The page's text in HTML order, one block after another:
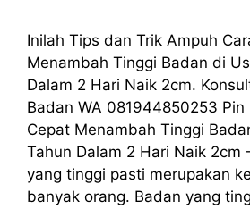
Inilah Tips dan Trik Ampuh
Menambah Tinggi Badan di
Dalam 2 Hari Naik 2cm.
Badan WA 081944850253
Cepat Menambah Tinggi
Tahun Dalam 2 Hari Naik 2cm
yang tinggi pasti merupakan
banyak orang. Badan yang